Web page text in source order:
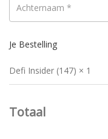
Achternaam *
Je Bestelling
Defi Insider (147) × 1
Totaal